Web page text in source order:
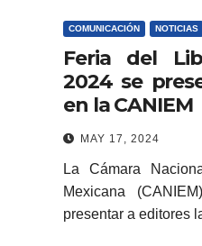
COMUNICACIÓN NOTICIAS
Feria del
2024 se
en la CANIEM
MAY 17, 2024
La Cámara
Mexicana
presentar a editores